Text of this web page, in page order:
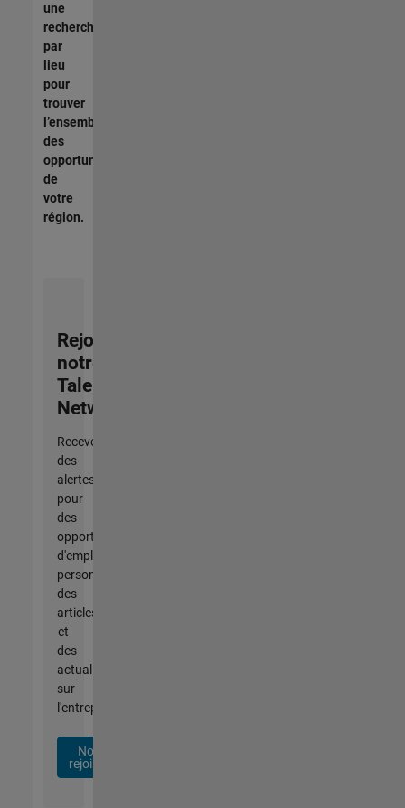
une
recherche
par
lieu
pour
trouver
l’ensemble
des
opportunités
de
votre
région.
Rejoignez
notre
Talent
Network
Recevez
des
alertes
pour
des
opportunités
d'emploi
personnalisées,
des
articles
et
des
actualités
sur
l'entreprise.
Nous
rejoindre